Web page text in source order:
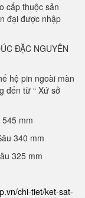
cấp thuộc sản
đại được nhập
ĐẶC NGUYÊN
hệ pin ngoài màn
đến từ “ Xứ sở
mm
340 mm
325 mm
chi-tiet/ket-sat-